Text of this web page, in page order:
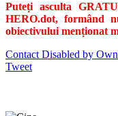
Puteți asculta
HERO.dot, formând
obiectivului menționat
Contact Disabled by
Tweet